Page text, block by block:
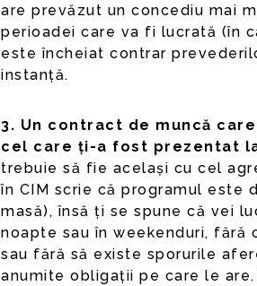
are prevăzut un concediu mai
perioadei care va fi lucrată (în
este încheiat contrar
instanță.
3. Un contract de muncă
cel care ți-a fost prezentat
trebuie să fie același cu cel
în CIM scrie că programul este
masă), însă ți se spune că vei
noapte sau în weekenduri, fără
sau fără să existe sporurile
anumite obligații pe care le